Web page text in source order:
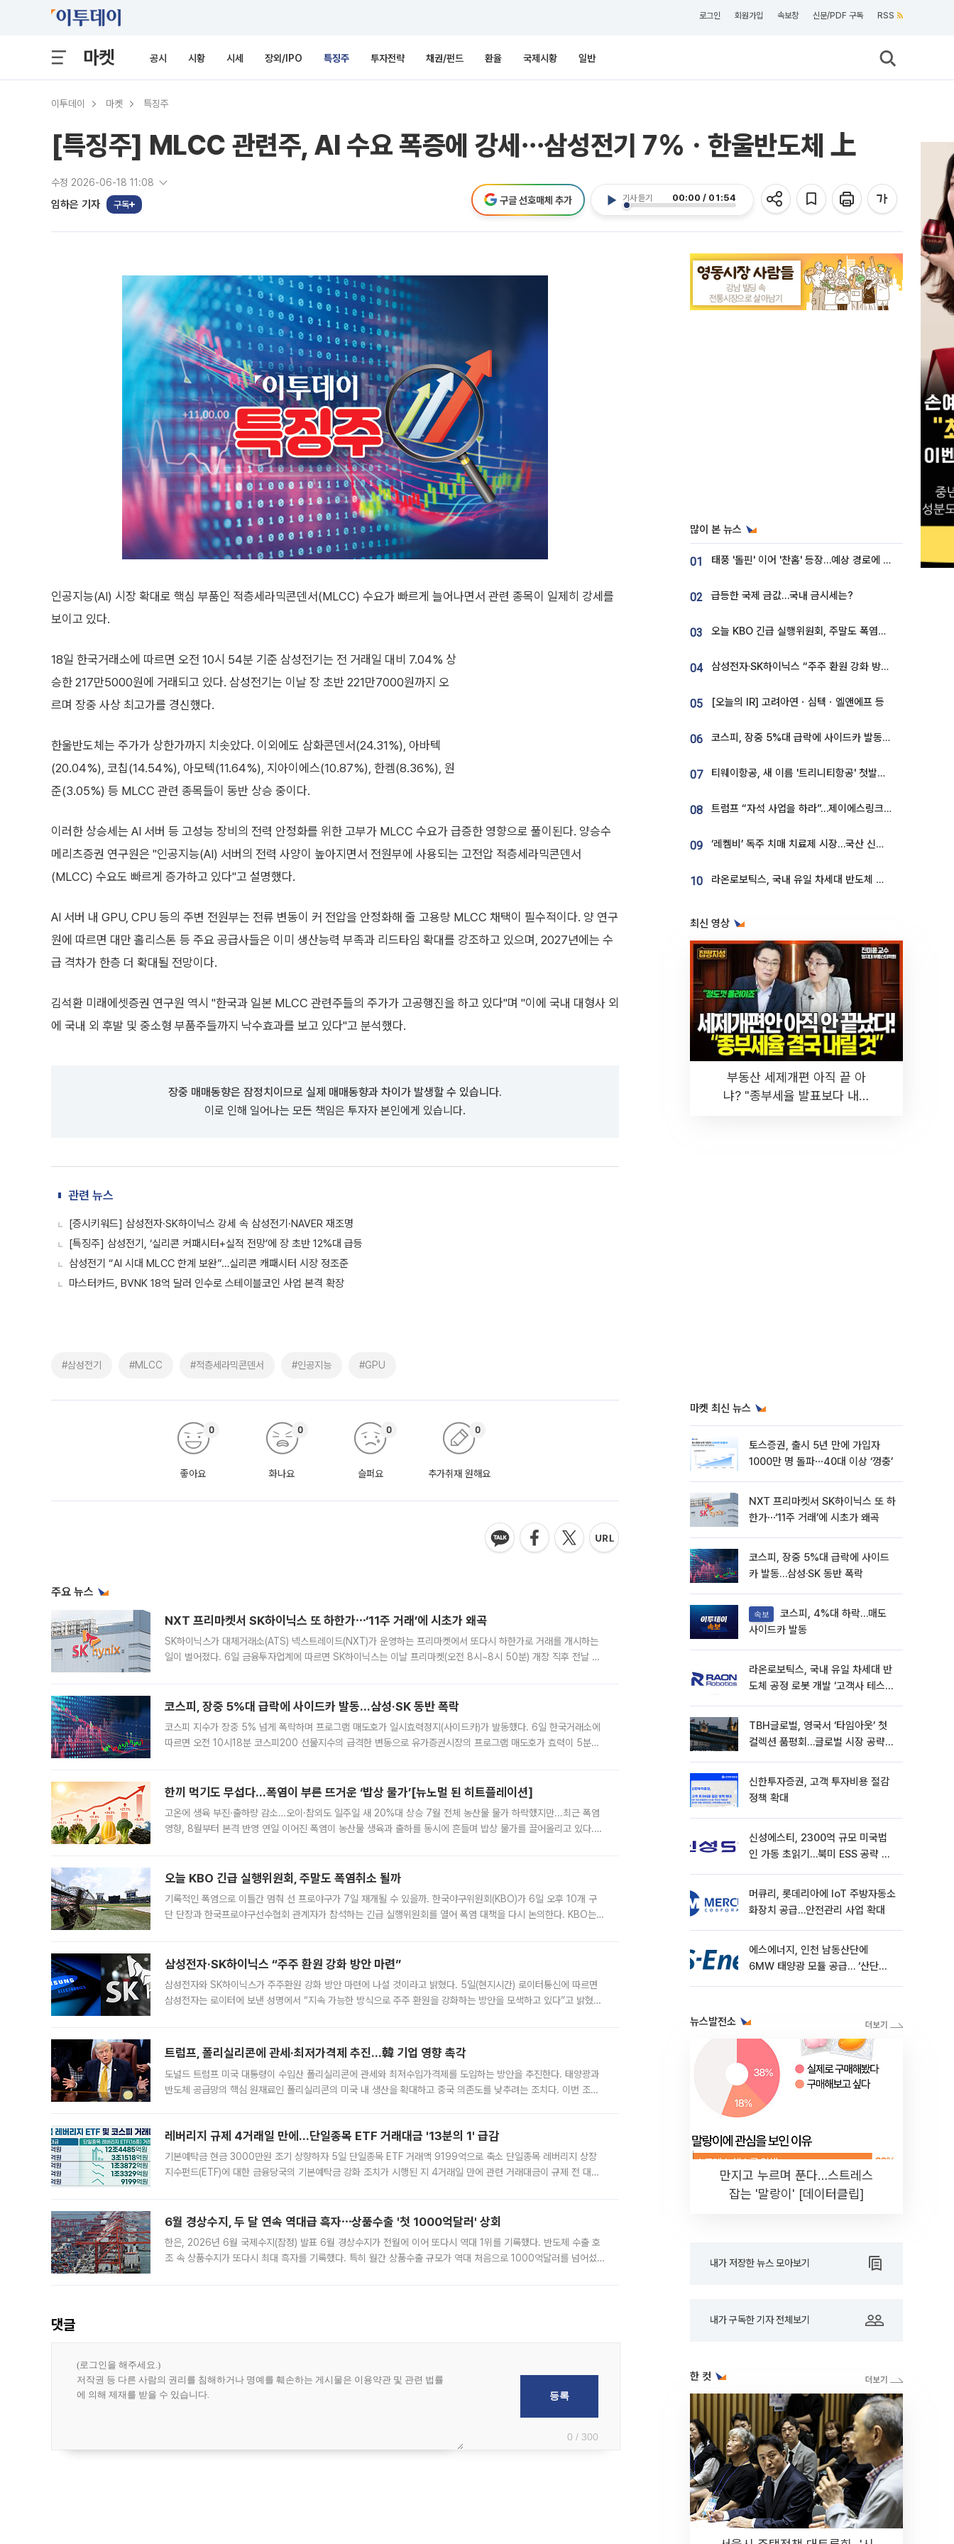
로그인 회원가입 속보창 신문/PDF 구독 RSS
마켓 공시 시황 시세 장외/IPO 특징주 투자전략 채권/펀드 환율 국제시황 일반
이투데이 마켓 특징주
[특징주] MLCC 관련주, AI 수요 폭증에 강세⋯삼성전기 7%ㆍ한울반도체 上
수정 2026-06-18 11:08
임하은 기자 구독
기사 듣기 00:00 / 01:54
구글 선호매체 추가
인공지능(AI) 시장 확대로 핵심 부품인 적층세라믹콘덴서(MLCC) 수요가 빠르게 늘어나면서 관련 종목이 일제히 강세를
보이고 있다.
18일 한국거래소에 따르면 오전 10시 54분 기준 삼성전기는 전 거래일 대비 7.04% 상
승한 217만5000원에 거래되고 있다. 삼성전기는 이날 장 초반 221만7000원까지 오
르며 장중 사상 최고가를 경신했다.
한울반도체는 주가가 상한가까지 치솟았다. 이외에도 삼화콘덴서(24.31%), 아바텍
(20.04%), 코칩(14.54%), 아모텍(11.64%), 지아이에스(10.87%), 한켐(8.36%), 원
준(3.05%) 등 MLCC 관련 종목들이 동반 상승 중이다.
이러한 상승세는 AI 서버 등 고성능 장비의 전력 안정화를 위한 고부가 MLCC 수요가 급증한 영향으로 풀이된다. 양승수
메리츠증권 연구원은 "인공지능(AI) 서버의 전력 사양이 높아지면서 전원부에 사용되는 고전압 적층세라믹콘덴서
(MLCC) 수요도 빠르게 증가하고 있다"고 설명했다.
AI 서버 내 GPU, CPU 등의 주변 전원부는 전류 변동이 커 전압을 안정화해 줄 고용량 MLCC 채택이 필수적이다. 양 연구
원에 따르면 대만 홀리스톤 등 주요 공급사들은 이미 생산능력 부족과 리드타임 확대를 강조하고 있으며, 2027년에는 수
급 격차가 한층 더 확대될 전망이다.
김석환 미래에셋증권 연구원 역시 "한국과 일본 MLCC 관련주들의 주가가 고공행진을 하고 있다"며 "이에 국내 대형사 외
에 국내 외 후발 및 중소형 부품주들까지 낙수효과를 보고 있다"고 분석했다.
장중 매매동향은 잠정치이므로 실제 매매동향과 차이가 발생할 수 있습니다.
이로 인해 일어나는 모든 책임은 투자자 본인에게 있습니다.
관련 뉴스
[증시키워드] 삼성전자·SK하이닉스 강세 속 삼성전기·NAVER 재조명
[특징주] 삼성전기, ‘실리콘 커패시터+실적 전망’에 장 초반 12%대 급등
삼성전기 “AI 시대 MLCC 한계 보완”…실리콘 캐패시터 시장 정조준
마스터카드, BVNK 18억 달러 인수로 스테이블코인 사업 본격 확장
#삼성전기 #MLCC #적층세라믹콘덴서 #인공지능 #GPU
좋아요
0
화나요
0
슬퍼요
0
추가취재 원해요
0
주요 뉴스
NXT 프리마켓서 SK하이닉스 또 하한가⋯‘11주 거래’에 시초가 왜곡
SK하이닉스가 대체거래소(ATS) 넥스트레이드(NXT)가 운영하는 프리마켓에서 또다시 하한가로 거래를 개시하는
일이 벌어졌다. 6일 금융투자업계에 따르면 SK하이닉스는 이날 프리마켓(오전 8시~8시 50분) 개장 직후 전날 정
코스피, 장중 5%대 급락에 사이드카 발동…삼성·SK 동반 폭락
코스피 지수가 장중 5% 넘게 폭락하며 프로그램 매도호가 일시효력정지(사이드카)가 발동했다. 6일 한국거래소에
따르면 오전 10시18분 코스피200 선물지수의 급격한 변동으로 유가증권시장의 프로그램 매도호가 효력이 5분간
한끼 먹기도 무섭다...폭염이 부른 뜨거운 ‘밥상 물가’[뉴노멀 된 히트플레이션]
고온에 생육 부진·출하량 감소…오이·참외도 일주일 새 20%대 상승 7월 전체 농산물 물가 하락했지만...최근 폭염
영향, 8월부터 본격 반영 연일 이어진 폭염이 농산물 생육과 출하를 동시에 흔들며 밥상 물가를 끌어올리고 있다.
오늘 KBO 긴급 실행위원회, 주말도 폭염취소 될까
기록적인 폭염으로 이틀간 멈춰 선 프로야구가 7일 재개될 수 있을까. 한국야구위원회(KBO)가 6일 오후 10개 구
단 단장과 한국프로야구선수협회 관계자가 참석하는 긴급 실행위원회를 열어 폭염 대책을 다시 논의한다. KBO는
삼성전자·SK하이닉스 “주주 환원 강화 방안 마련”
삼성전자와 SK하이닉스가 주주환원 강화 방안 마련에 나설 것이라고 밝혔다. 5일(현지시간) 로이터통신에 따르면
삼성전자는 로이터에 보낸 성명에서 “지속 가능한 방식으로 주주 환원을 강화하는 방안을 모색하고 있다”고 밝혔다.
트럼프, 폴리실리콘에 관세·최저가격제 추진…韓 기업 영향 촉각
도널드 트럼프 미국 대통령이 수입산 폴리실리콘에 관세와 최저수입가격제를 도입하는 방안을 추진한다. 태양광과
반도체 공급망의 핵심 원재료인 폴리실리콘의 미국 내 생산을 확대하고 중국 의존도를 낮추려는 조치다. 이번 조처
레버리지 규제 4거래일 만에…단일종목 ETF 거래대금 '13분의 1' 급감
기본예탁금 현금 3000만원 조기 상향하자 5일 단일종목 ETF 거래액 9199억으로 축소 단일종목 레버리지 상장
지수펀드(ETF)에 대한 금융당국의 기본예탁금 강화 조치가 시행된 지 4거래일 만에 관련 거래대금이 규제 전 대비
6월 경상수지, 두 달 연속 역대급 흑자⋯상품수출 '첫 1000억달러' 상회
한은, 2026년 6월 국제수지(잠정) 발표 6월 경상수지가 전월에 이어 또다시 역대 1위를 기록했다. 반도체 수출 호
조 속 상품수지가 또다시 최대 흑자를 기록했다. 특히 월간 상품수출 규모가 역대 처음으로 1000억달러를 넘어섰
댓글
0 / 300
많이 본 뉴스
01 태풍 '돌핀' 이어 '찬홈' 등장…예상 경로에 한국 '한숨'
02 급등한 국제 금값…국내 금시세는?
03 오늘 KBO 긴급 실행위원회, 주말도 폭염취소 될까
04 삼성전자·SK하이닉스 “주주 환원 강화 방안 마련”
05 [오늘의 IR] 고려아연ㆍ심텍ㆍ엘앤에프 등
06 코스피, 장중 5%대 급락에 사이드카 발동…삼성·SK 동반 폭락
07 티웨이항공, 새 이름 '트리니티항공' 첫발…SSC 전략 본격화
08 트럼프 “자석 사업을 하라”…제이에스링크, 비중국 영구자석 공급망 구축 속도
09 ‘레켐비’ 독주 치매 치료제 시장…국산 신약 등장하나
10 라온로보틱스, 국내 유일 차세대 반도체 공정 로봇 개발 ‘고객사 테스트 진행’
최신 영상
부동산 세제개편 아직 끝 아
냐? "종부세율 발표보다 내릴
마켓 최신 뉴스
토스증권, 출시 5년 만에 가입자
1000만 명 돌파⋯40대 이상 ‘껑충’
NXT 프리마켓서 SK하이닉스 또 하
한가⋯‘11주 거래’에 시초가 왜곡
코스피, 장중 5%대 급락에 사이드
카 발동…삼성·SK 동반 폭락
속보
사이드카 발동
라온로보틱스, 국내 유일 차세대 반
도체 공정 로봇 개발 ‘고객사 테스트
TBH글로벌, 영국서 ‘타임아웃’ 첫
컬렉션 품평회…글로벌 시장 공략
신한투자증권, 고객 투자비용 절감
정책 확대
신성에스티, 2300억 규모 미국법
인 가동 초읽기…북미 ESS 공략 본
머큐리, 롯데리아에 IoT 주방자동소
화장치 공급…안전관리 사업 확대
에스에너지, 인천 남동산단에
6MW 태양광 모듈 공급… ‘산단
뉴스발전소
만지고 누르며 푼다…스트레스
잡는 '말랑이' [데이터클립]
내가 저장한 뉴스 모아보기
내가 구독한 기자 전체보기
한 컷